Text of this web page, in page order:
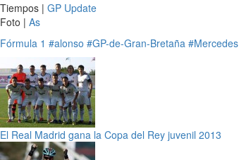
Tiempos | GP Update
Foto | As
Fórmula 1 #alonso #GP-de-Gran-Bretaña #Mercedes
El Real Madrid gana la Copa del Rey juvenil 2013